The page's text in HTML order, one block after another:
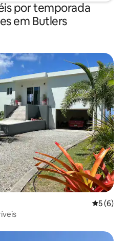
por temporada
em Butlers
5 de
5 (6)